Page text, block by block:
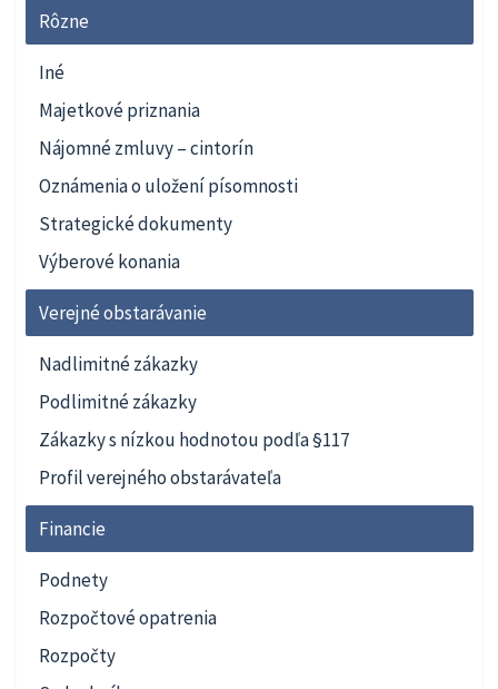
Rôzne
Iné
Majetkové priznania
Nájomné zmluvy – cintorín
Oznámenia o uložení písomnosti
Strategické dokumenty
Výberové konania
Verejné obstarávanie
Nadlimitné zákazky
Podlimitné zákazky
Zákazky s nízkou hodnotou podľa §117
Profil verejného obstarávateľa
Financie
Podnety
Rozpočtové opatrenia
Rozpočty